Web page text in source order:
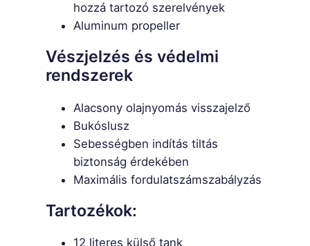
hozzá tartozó szerelvények
Aluminum propeller
Vészjelzés és védelmi
rendszerek
Alacsony olajnyomás visszajelző
Bukóslusz
Sebességben indítás tiltás
biztonság érdekében
Maximális fordulatszámszabályzás
Tartozékok:
12 literes külső tank